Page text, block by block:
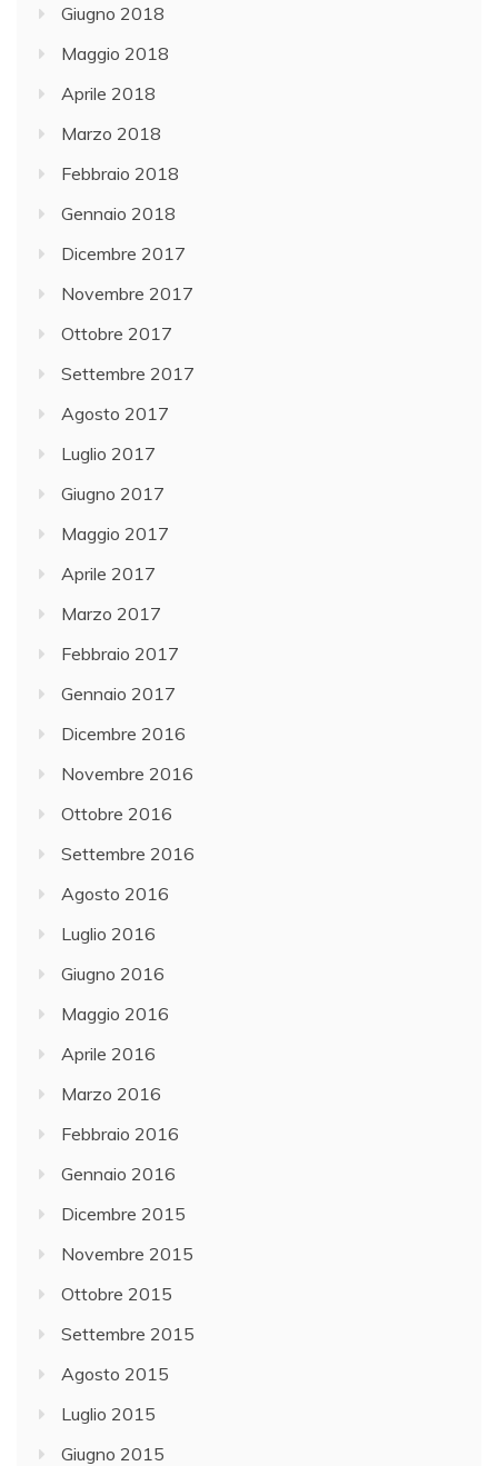
Giugno 2018
Maggio 2018
Aprile 2018
Marzo 2018
Febbraio 2018
Gennaio 2018
Dicembre 2017
Novembre 2017
Ottobre 2017
Settembre 2017
Agosto 2017
Luglio 2017
Giugno 2017
Maggio 2017
Aprile 2017
Marzo 2017
Febbraio 2017
Gennaio 2017
Dicembre 2016
Novembre 2016
Ottobre 2016
Settembre 2016
Agosto 2016
Luglio 2016
Giugno 2016
Maggio 2016
Aprile 2016
Marzo 2016
Febbraio 2016
Gennaio 2016
Dicembre 2015
Novembre 2015
Ottobre 2015
Settembre 2015
Agosto 2015
Luglio 2015
Giugno 2015